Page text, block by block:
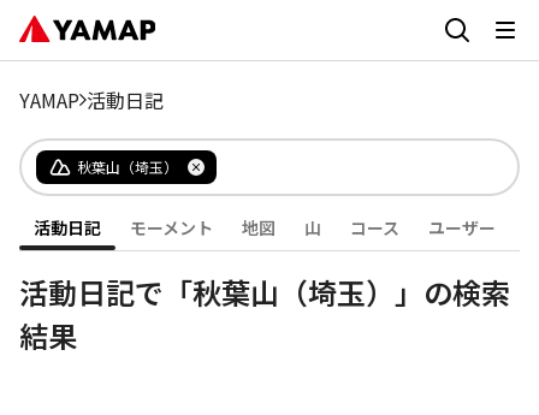
YAMAP 活動日記
秋葉山（埼玉）
活動日記 モーメント 地図 山 コース ユーザー
活動日記で「秋葉山（埼玉）」の検索
結果